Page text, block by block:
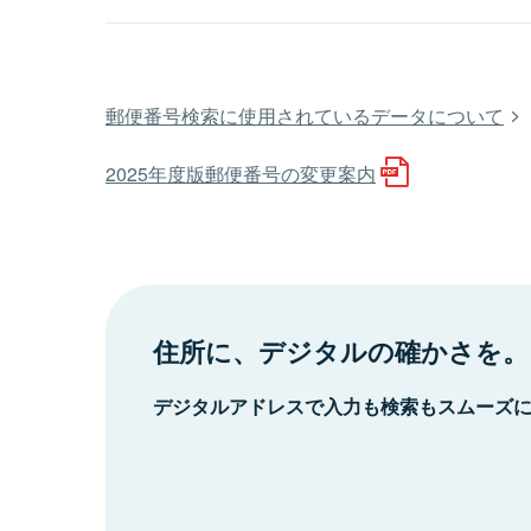
郵便番号検索に使用されているデータについて
2025年度版郵便番号の変更案内
住所に、デジタルの確かさを。
デジタルアドレスで入力も検索もスムーズ